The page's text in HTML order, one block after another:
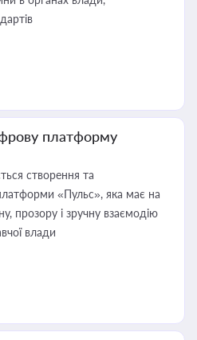
платформу
створення та
«Пульс», яка має на
прозору і зручну взаємодію
влади